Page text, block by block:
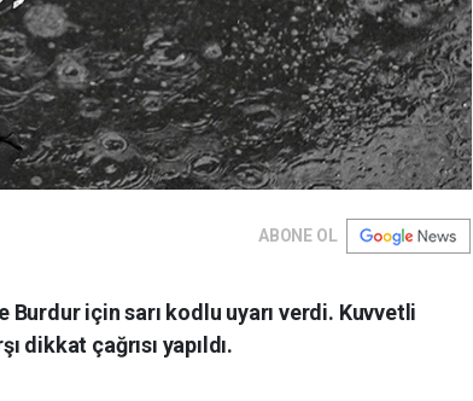
ABONE OL
için sarı kodlu uyarı verdi. Kuvvetli
dikkat çağrısı yapıldı.